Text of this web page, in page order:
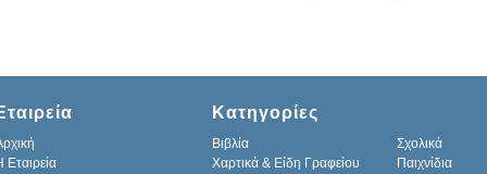
Εταιρεία
Κατηγορίες
Βιβλία
Σχολικά
Χαρτικά & Είδη Γραφείου
Παιχνίδια